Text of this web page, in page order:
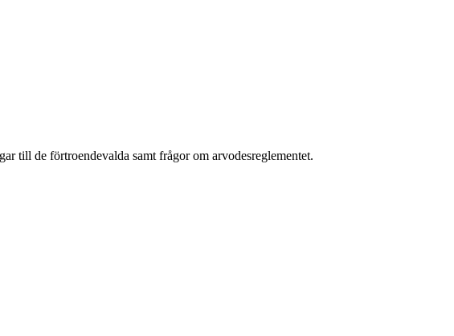
till de förtroendevalda samt frågor om arvodesreglementet.